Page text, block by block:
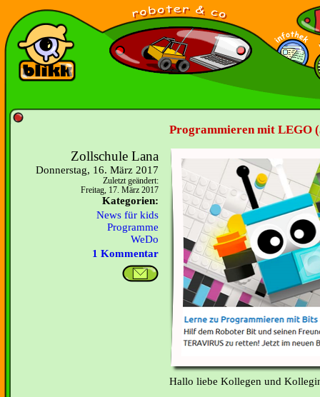
Programmieren mit LEGO
Zollschule Lana
Donnerstag, 16. März 2017
Zuletzt geändert:
Freitag, 17. März 2017
Kategorien:
News für kids
Programme
WeDo
1 Kommentar
Hallo liebe Kollegen und